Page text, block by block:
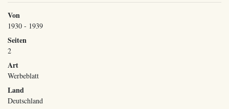
Von
1930 - 1939
Seiten
2
Art
Werbeblatt
Land
Deutschland